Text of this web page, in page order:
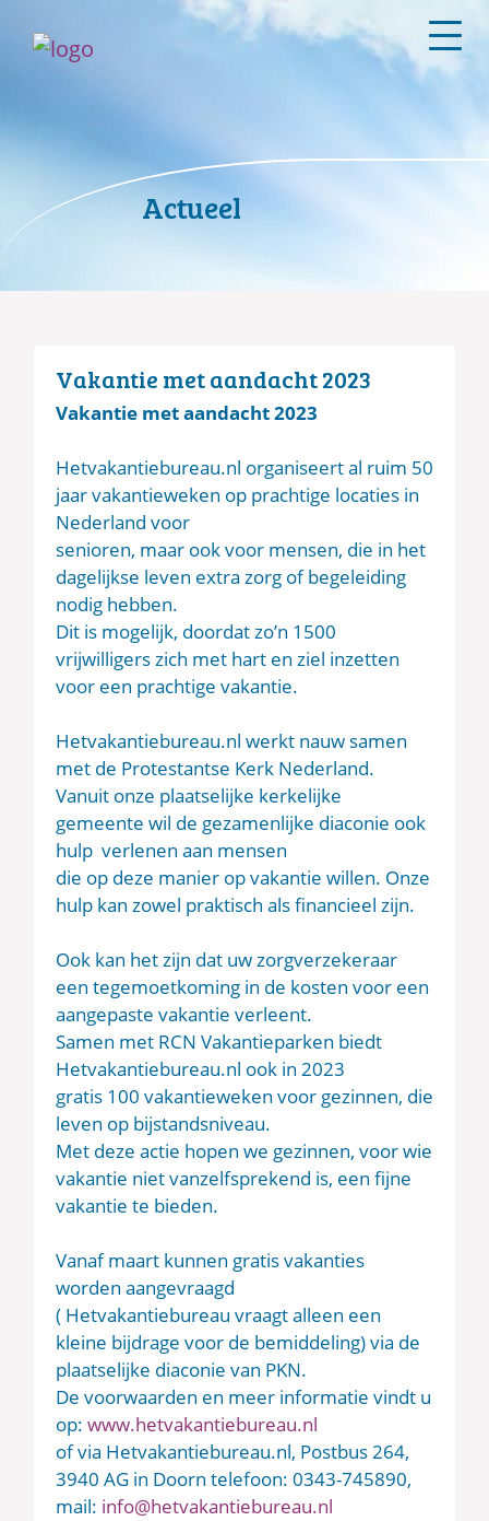
Actueel
Vakantie met aandacht 2023
Vakantie met aandacht 2023
Hetvakantiebureau.nl organiseert al ruim 50
jaar vakantieweken op prachtige locaties in
Nederland voor
senioren, maar ook voor mensen, die in het
dagelijkse leven extra zorg of begeleiding
nodig hebben.
Dit is mogelijk, doordat zo’n 1500
vrijwilligers zich met hart en ziel inzetten
voor een prachtige vakantie.
Hetvakantiebureau.nl werkt nauw samen
met de Protestantse Kerk Nederland.
Vanuit onze plaatselijke kerkelijke
gemeente wil de gezamenlijke diaconie ook
hulp verlenen aan mensen
die op deze manier op vakantie willen. Onze
hulp kan zowel praktisch als financieel zijn.
Ook kan het zijn dat uw zorgverzekeraar
een tegemoetkoming in de kosten voor een
aangepaste vakantie verleent.
Samen met RCN Vakantieparken biedt
Hetvakantiebureau.nl ook in 2023
gratis 100 vakantieweken voor gezinnen, die
leven op bijstandsniveau.
Met deze actie hopen we gezinnen, voor wie
vakantie niet vanzelfsprekend is, een fijne
vakantie te bieden.
Vanaf maart kunnen gratis vakanties
worden aangevraagd
( Hetvakantiebureau vraagt alleen een
kleine bijdrage voor de bemiddeling) via de
plaatselijke diaconie van PKN.
De voorwaarden en meer informatie vindt u
op: www.hetvakantiebureau.nl
of via Hetvakantiebureau.nl, Postbus 264,
3940 AG in Doorn telefoon: 0343-745890,
mail: info@hetvakantiebureau.nl